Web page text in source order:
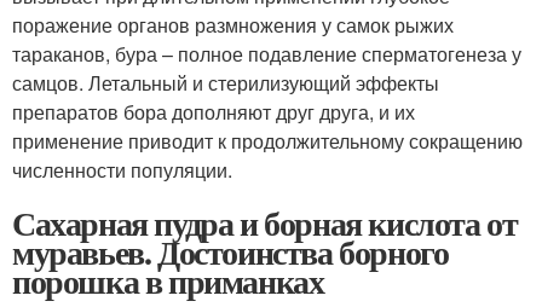
поражение органов размножения у самок рыжих
тараканов, бура – полное подавление сперматогенеза у
самцов. Летальный и стерилизующий эффекты
препаратов бора дополняют друг друга, и их
применение приводит к продолжительному сокращению
численности популяции.
Сахарная пудра и борная кислота от
муравьев. Достоинства борного
порошка в приманках